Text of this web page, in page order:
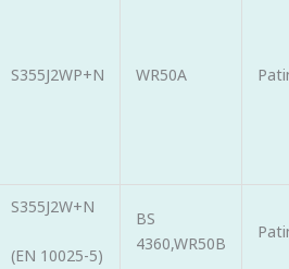
S355J2WP+N WR50A
S355J2W+N
(EN 10025-5)
BS
4360,WR50B